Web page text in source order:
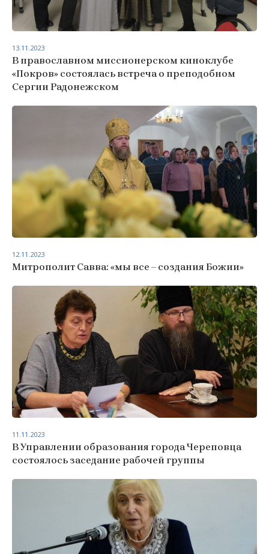
В православном миссионерском киноклубе
«Покров» состоялась встреча о преподобном
Сергии Радонежском
13.11.2023
Митрополит Савва: «мы все – создания Божии»
12.11.2023
В Управлении образования города Череповца
состоялось заседание рабочей группы
11.11.2023